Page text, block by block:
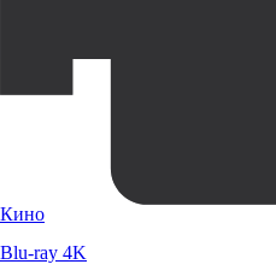
Кино
Blu-ray 4K